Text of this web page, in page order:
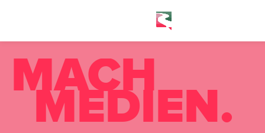
MACH
MEDIEN.